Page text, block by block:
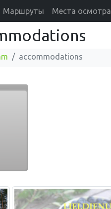
Маршруты Места осмотра
accommodations